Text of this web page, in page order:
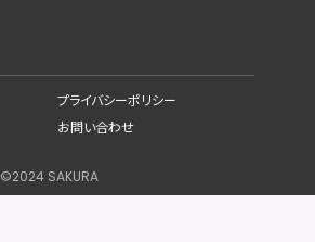
プライバシーポリシー
お問い合わせ
©︎2024 SAKURA